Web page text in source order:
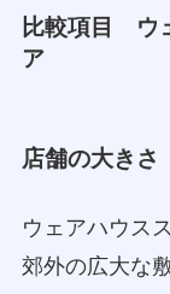
比較項目 ウ
ア
店舗の大きさ
ウェアハウス
郊外の広大な